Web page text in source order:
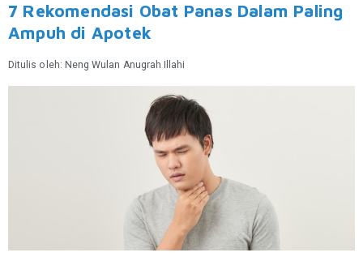
7 Rekomendasi Obat Panas Dalam Paling
Ampuh di Apotek
Ditulis oleh: Neng Wulan Anugrah Illahi